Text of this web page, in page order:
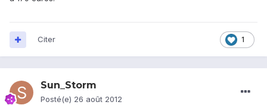
1
Citer
Sun_Storm
Posté(e) 26 août 2012